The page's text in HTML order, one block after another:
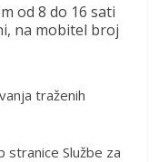
od 8 do 16 sati
na mobitel broj
traženih
stranice Službe za